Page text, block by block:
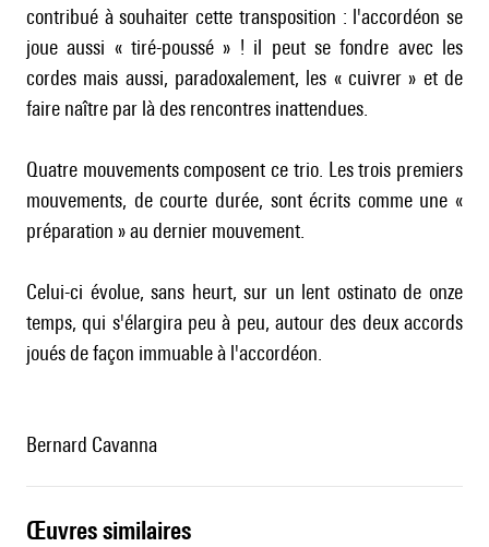
contribué à souhaiter cette transposition : l'accordéon se
joue aussi « tiré-poussé » ! il peut se fondre avec les
cordes mais aussi, paradoxalement, les « cuivrer » et de
faire naître par là des rencontres inattendues.
Quatre mouvements composent ce trio. Les trois premiers
mouvements, de courte durée, sont écrits comme une «
préparation » au dernier mouvement.
Celui-ci évolue, sans heurt, sur un lent ostinato de onze
temps, qui s'élargira peu à peu, autour des deux accords
joués de façon immuable à l'accordéon.
Bernard Cavanna
œuvres similaires